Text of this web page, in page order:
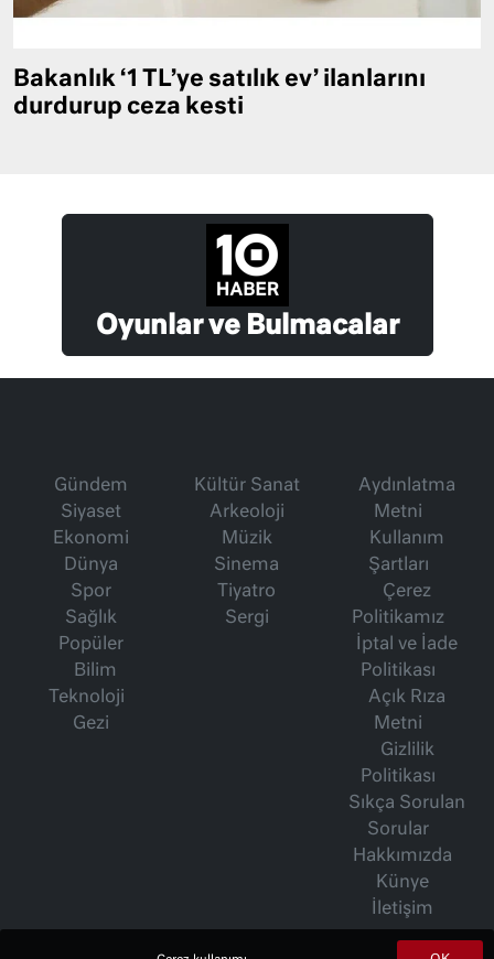
Bakanlık ‘1 TL’ye satılık ev’ ilanlarını
durdurup ceza kesti
Oyunlar ve Bulmacalar
Gündem
Siyaset
Ekonomi
Dünya
Spor
Sağlık
Popüler
Bilim
Teknoloji
Gezi
Kültür Sanat
Arkeoloji
Müzik
Sinema
Tiyatro
Sergi
Aydınlatma
Metni
Kullanım
Şartları
Çerez
Politikamız
İptal ve İade
Politikası
Açık Rıza
Metni
Gizlilik
Politikası
Sıkça Sorulan
Sorular
Hakkımızda
Künye
İletişim